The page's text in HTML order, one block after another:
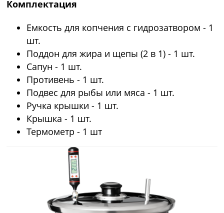
Комплектация
Емкость для копчения с гидрозатвором - 1
шт.
Поддон для жира и щепы (2 в 1) - 1 шт.
Сапун - 1 шт.
Противень - 1 шт.
Подвес для рыбы или мяса - 1 шт.
Ручка крышки - 1 шт.
Крышка - 1 шт.
Термометр - 1 шт